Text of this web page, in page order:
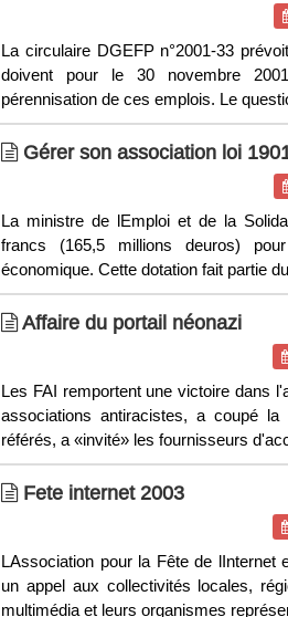
La circulaire DGEFP n°2001-33
doivent pour le 30 novembre
pérennisation de ces emplois. Le
Gérer son association loi
La ministre de lEmploi et de la
francs (165,5 millions deuros)
économique. Cette dotation fait partie
Affaire du portail néonazi
Les FAI remportent une victoire dans
associations antiracistes, a coupé
référés, a «invité» les fournisseurs
Fete internet 2003
LAssociation pour la Fête de
un appel aux collectivités locales,
multimédia et leurs organismes